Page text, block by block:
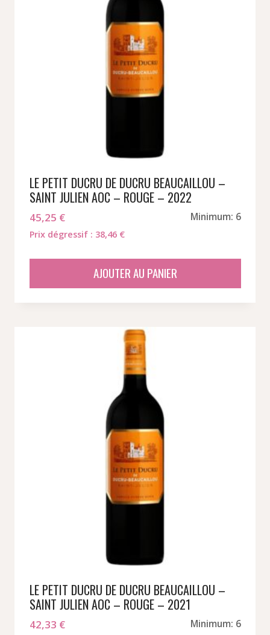
LE PETIT DUCRU DE DUCRU BEAUCAILLOU –
SAINT JULIEN AOC – ROUGE – 2022
45,25 € Minimum: 6
Prix dégressif : 38,46 €
AJOUTER AU PANIER
LE PETIT DUCRU DE DUCRU BEAUCAILLOU –
SAINT JULIEN AOC – ROUGE – 2021
42,33 € Minimum: 6